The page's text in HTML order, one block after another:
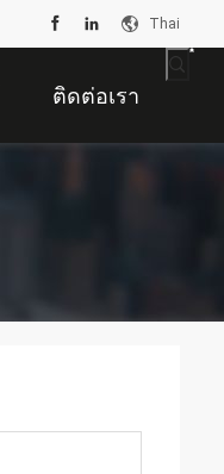
Thai
ติดต่อเรา